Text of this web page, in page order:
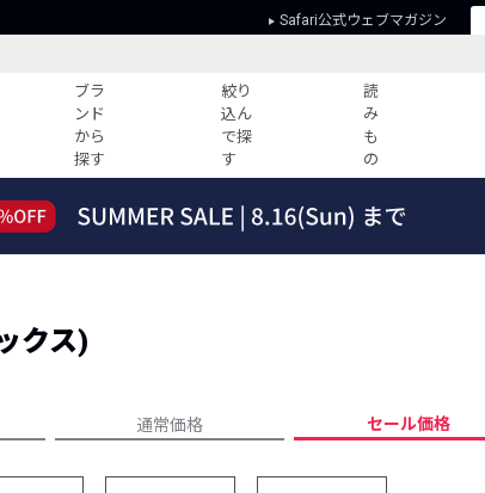
Safari公式ウェブマガジン
ブラ
ンド
から
探す
絞り
込ん
で探
す
読
み
も
の
すべての記事
ーデ紹介
HOTなコーデ TOP20
人気記事ランキング
プライバシーポリシー
クス)
通常価格 セール価格